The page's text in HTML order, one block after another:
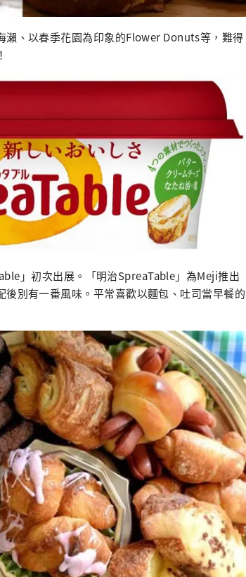
瀨、以春季花園為印象的Flower Donuts等，難得
」初次出展。「明治SpreaTable」為Meji推出
別有一番風味。平常喜歡以麵包、吐司當早餐的